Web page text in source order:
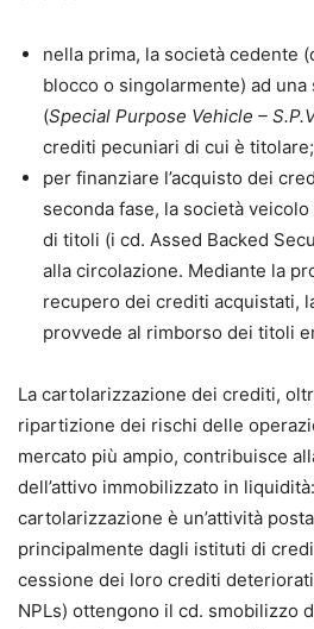
nella prima, la società cedente
blocco o singolarmente) ad
(Special Purpose Vehicle –
crediti pecuniari di cui è titolare;
per finanziare l’acquisto dei
seconda fase, la società
di titoli (i cd. Assed Backed
alla circolazione. Mediante la
recupero dei crediti acquistati,
provvede al rimborso dei titoli
La cartolarizzazione dei crediti,
ripartizione dei rischi delle
mercato più ampio, contribuisce
dell’attivo immobilizzato in
cartolarizzazione è un’attività
principalmente dagli istituti di
cessione dei loro crediti
NPLs) ottengono il cd. smobilizzo